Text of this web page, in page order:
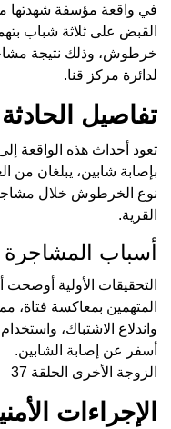
في واقعة مؤسفة شهدتها
القبض على ثلاثة شباب
خرطوش، وذلك نتيجة
لدائرة مركز قنا.
تفاصيل الحادثة
تعود أحداث هذه الواقعة
نوع الخرطوش خلال
القرية.
أسباب المشاجرة
التحقيقات الأولية
المتهمين بمعاكسة فتاة،
واندلاع الاشتباك،
أسفر عن إصابة الشابين.
الزوجة الأخرى الحلقة 37
الإجراءات